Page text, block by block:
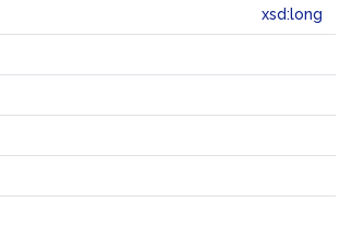
xsd:long